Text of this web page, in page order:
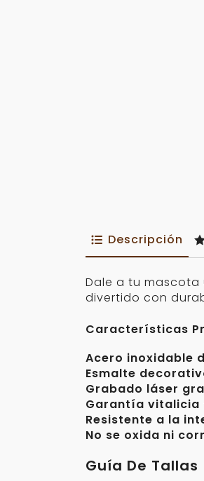
Descripción
Dale a tu mascota
divertido con
Características
Acero inoxidable
Esmalte
Grabado láser
Garantía vitalicia
Resistente a la
No se oxida ni
Guía De Tallas